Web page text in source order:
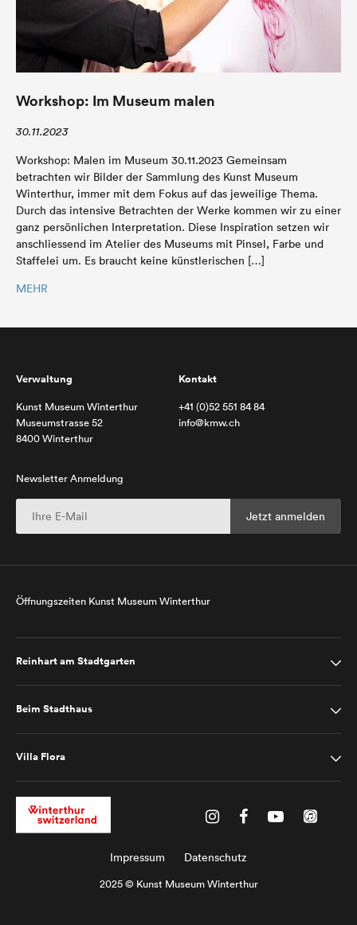
Workshop: Im Museum malen
30.11.2023
Workshop: Malen im Museum 30.11.2023 Gemeinsam
betrachten wir Bilder der Sammlung des Kunst Museum
Winterthur, immer mit dem Fokus auf das jeweilige Thema.
Durch das intensive Betrachten der Werke kommen wir zu einer
ganz persönlichen Interpretation. Diese Inspiration setzen wir
anschliessend im Atelier des Museums mit Pinsel, Farbe und
Staffelei um. Es braucht keine künstlerischen […]
MEHR
Verwaltung
Kunst Museum Winterthur
Museumstrasse 52
8400 Winterthur
Kontakt
+41 (0)52 551 84 84
info@kmw.ch
Newsletter Anmeldung
Öffnungszeiten Kunst Museum Winterthur
Reinhart am Stadtgarten
Beim Stadthaus
Villa Flora
Impressum Datenschutz
2025 © Kunst Museum Winterthur